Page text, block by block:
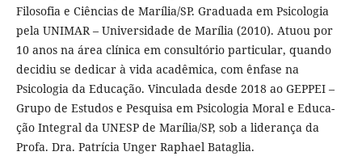
Filosofia e Ciências de Marília/SP. Graduada em Psicologia
pela UNIMAR – Universidade de Marília (2010). Atuou por
10 anos na área clínica em consultório particular, quando
decidiu se dedicar à vida acadêmica, com ênfase na
Psicologia da Educação. Vinculada desde 2018 ao GEPPEI –
Grupo de Estudos e Pesquisa em Psicologia Moral e Educa-
ção Integral da UNESP de Marília/SP, sob a liderança da
Profa. Dra. Patrícia Unger Raphael Bataglia.